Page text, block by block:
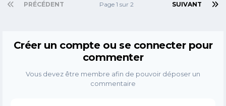
PRÉCÉDENT SUIVANT
Page 1 sur 2
Créer un compte ou se connecter pour
commenter
Vous devez être membre afin de pouvoir déposer un
commentaire